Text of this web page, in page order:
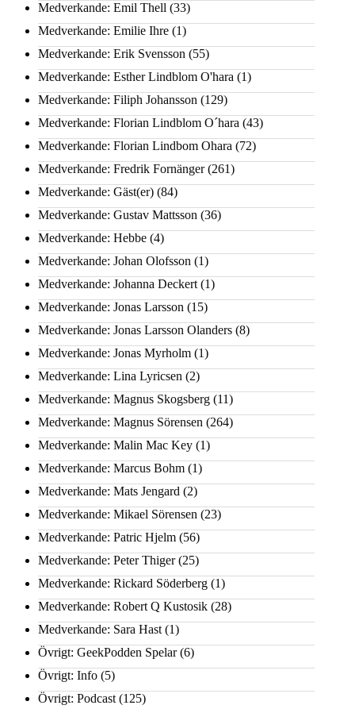
Medverkande: Emil Thell (33)
Medverkande: Emilie Ihre (1)
Medverkande: Erik Svensson (55)
Medverkande: Esther Lindblom O'hara (1)
Medverkande: Filiph Johansson (129)
Medverkande: Florian Lindblom O´hara (43)
Medverkande: Florian Lindbom Ohara (72)
Medverkande: Fredrik Fornänger(261)
Medverkande: Gäst(er) (84)
Medverkande: Gustav Mattsson (36)
Medverkande: Hebbe (4)
Medverkande: Johan Olofsson (1)
Medverkande: Johanna Deckert (1)
Medverkande: Jonas Larsson (15)
Medverkande: Jonas Larsson Olanders (8)
Medverkande: Jonas Myrholm (1)
Medverkande: Lina Lyricsen (2)
Medverkande: Magnus Skogsberg (11)
Medverkande: Magnus Sörensen (264)
Medverkande: Malin Mac Key (1)
Medverkande: Marcus Bohm (1)
Medverkande: Mats Jengard (2)
Medverkande: Mikael Sörensen (23)
Medverkande: Patric Hjelm (56)
Medverkande: Peter Thiger(25)
Medverkande: Rickard Söderberg (1)
Medverkande: Robert Q Kustosik (28)
Medverkande: Sara Hast (1)
Övrigt: GeekPodden Spelar(6)
Övrigt: Info (5)
Övrigt: Podcast (125)